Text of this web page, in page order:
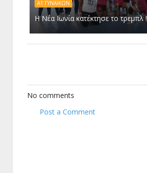
Α1 ΓΥΝΑΙΚΩΝ
Η Νέα Ιωνία κατέκτησε το τρεμπλ !
No comments
Post a Comment